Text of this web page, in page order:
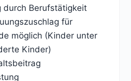
durch Berufstätigkeit
für
möglich (Kinder unter
Kinder)